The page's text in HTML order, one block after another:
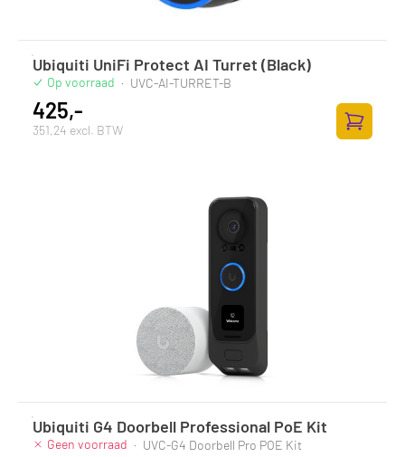
Ubiquiti UniFi Protect AI Turret (Black)
Op voorraad · UVC-AI-TURRET-B
425,-
351,24 excl. BTW
Zum
Ubiquiti G4 Doorbell Professional PoE Kit
Geen voorraad · UVC-G4 Doorbell Pro POE Kit